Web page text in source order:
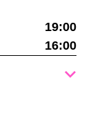
19:00
16:00